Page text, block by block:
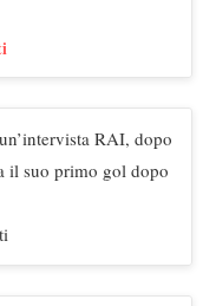
RAI, dopo
il suo primo gol dopo